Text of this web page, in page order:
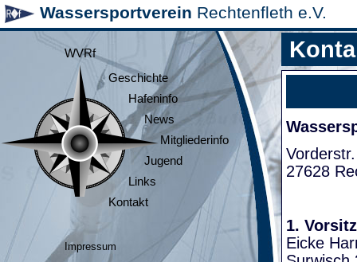
Wassersportverein Rechtenfleth e.V.
WVRf
Geschichte
Hafeninfo
News
Mitgliederinfo
Jugend
Links
Kontakt
Impressum
27628
1.
Eicke